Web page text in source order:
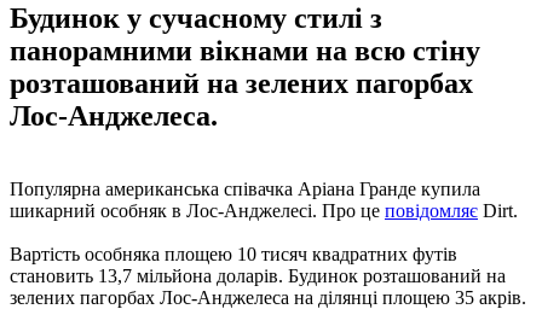
Будинок у сучасному стилі з
панорамними вікнами на всю стіну
розташований на зелених пагорбах
Лос-Анджелеса.
Популярна американська співачка Аріана Гранде купила
шикарний особняк в Лос-Анджелесі. Про це повідомляє Dirt.
Вартість особняка площею 10 тисяч квадратних футів
становить 13,7 мільйона доларів. Будинок розташований на
зелених пагорбах Лос-Анджелеса на ділянці площею 35 акрів.